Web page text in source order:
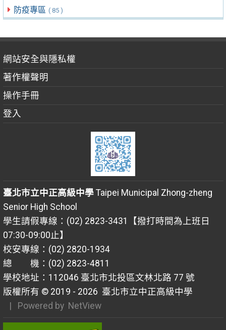
防疫專區 ( 85 )
網站安全與隱私權
著作權聲明
操作手冊
登入
臺北市立中正高級中學Taipei Municipal Zhong-zheng
Senior High School
學生請假專線：(02) 2823-3431【撥打時間為上班日
07:30-09:00止】
校安專線：(02) 2820-1934
總 機：(02) 2823-4811
學校地址：112046 臺北市北投區文林北路 77 號
版權所有 © 2019 - 2026 臺北市立中正高級中學
| Powered by NetView